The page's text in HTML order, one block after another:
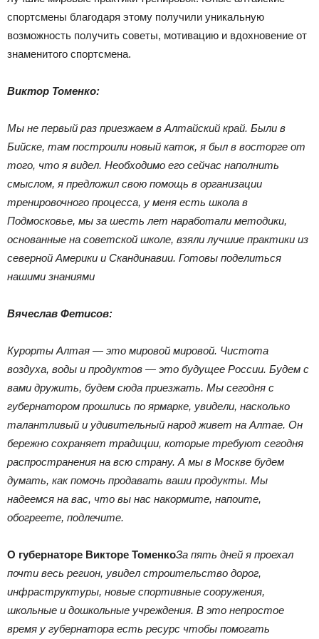
спортсмены благодаря этому получили уникальную
возможность получить советы, мотивацию и вдохновение от
знаменитого спортсмена.
Виктор Томенко:
Мы не первый раз приезжаем в Алтайский край. Были в
Бийске, там построили новый каток, я был в восторге от
того, что я видел. Необходимо его сейчас наполнить
смыслом, я предложил свою помощь в организации
тренировочного процесса, у меня есть школа в
Подмосковье, мы за шесть лет наработали методики,
основанные на советской школе, взяли лучшие практики из
северной Америки и Скандинавии. Готовы поделиться
нашими знаниями
Вячеслав Фетисов:
Курорты Алтая — это мировой мировой. Чистота
воздуха, воды и продуктов — это будущее России. Будем с
вами дружить, будем сюда приезжать. Мы сегодня с
губернатором прошлись по ярмарке, увидели, насколько
талантливый и удивительный народ живет на Алтае. Он
бережно сохраняет традиции, которые требуют сегодня
распространения на всю страну. А мы в Москве будем
думать, как помочь продавать ваши продукты. Мы
надеемся на вас, что вы нас накормите, напоите,
обогреете, подлечите.
О губернаторе Викторе ТоменкоЗа пять дней я проехал
почти весь регион, увидел строительство дорог,
инфраструктуры, новые спортивные сооружения,
школьные и дошкольные учреждения. В это непростое
время у губернатора есть ресурс чтобы помогать